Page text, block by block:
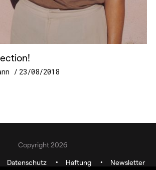
23/08/2018
Copyright 2026
Datenschutz Haftung
Newsletter